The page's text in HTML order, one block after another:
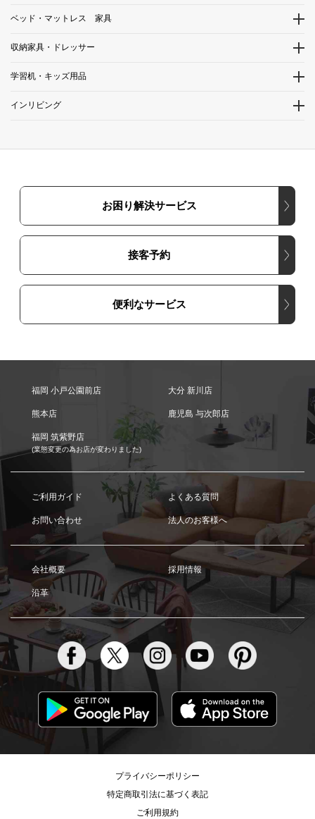
ベッド・マットレス 家具
収納家具・ドレッサー
学習机・キッズ用品
インリビング
お困り解決サービス
接客予約
便利なサービス
福岡 小戸公園前店 大分 新川店
熊本店 鹿児島 与次郎店
福岡 筑紫野店
(業態変更の為お店が変わりました)
ご利用ガイド よくある質問
お問い合わせ 法人のお客様へ
会社概要 採用情報
沿革
プライバシーポリシー
特定商取引法に基づく表記
ご利用規約